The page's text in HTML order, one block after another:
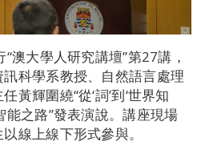
澳大學人研究講壇”第27講，
科學系教授、自然語言處理
黃輝圍繞“從‘詞’到‘世界知
能之路”發表演說。講座現場
線上線下形式參與。